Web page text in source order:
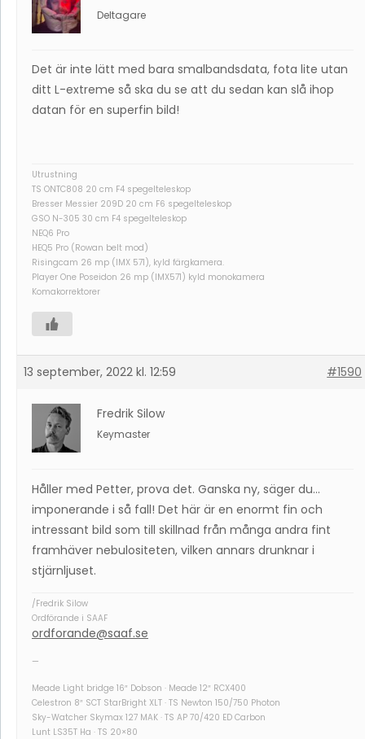
Deltagare
Det är inte lätt med bara smalbandsdata, fota lite utan
ditt L-extreme så ska du se att du sedan kan slå ihop
datan för en superfin bild!
Utrustning
TS ONTC808 20 cm F4 spegelteleskop
Bresser Messier 209D 20 cm F6 spegelteleskop
GSO N-305 30 cm F4 spegelteleskop
NEQ6 Pro
HEQ5 Pro (Rowan belt mod)
Risingcam 26 mp (IMX 571), kyld färgkamera.
Player One Poseidon 26 mp (IMX571) kyld monokamera
Komakorrektorer
13 september, 2022 kl. 12:59 #1590
Fredrik Silow
Keymaster
Håller med Petter, prova det. Ganska ny, säger du…
imponerande i så fall! Det här är en enormt fin och
intressant bild som till skillnad från många andra fint
framhäver nebulositeten, vilken annars drunknar i
stjärnljuset.
/Fredrik Silow
Ordförande i SAAF
ordforande@saaf.se
—
Meade Light bridge 16″ Dobson · Meade 12″ RCX400
Celestron 8″ SCT StarBright XLT · TS Newton 150/750 Photon
Sky-Watcher Skymax 127 MAK · TS AP 70/420 ED Carbon
Lunt LS35T Ha · TS 20×80